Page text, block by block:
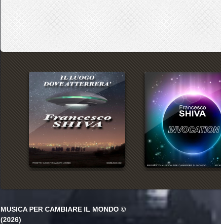
MUSICA PER CAMBIARE IL MONDO ©
(2026)